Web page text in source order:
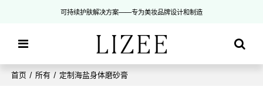
可持续护肤解决方案——专为美妆品牌设计和制造
首页 / 所有 / 定制海盐身体磨砂膏